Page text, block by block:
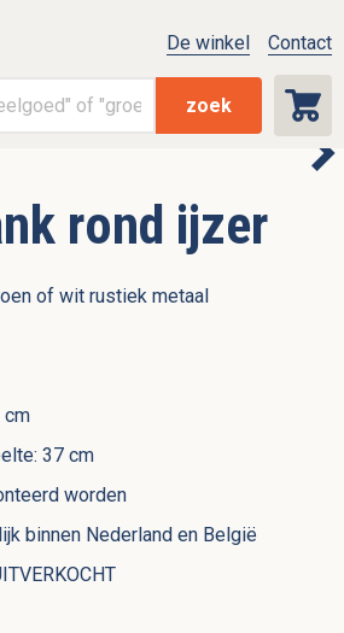
zoek
De winkel Contact
rond ijzer
of wit rustiek metaal
cm
37 cm
worden
binnen Nederland en België